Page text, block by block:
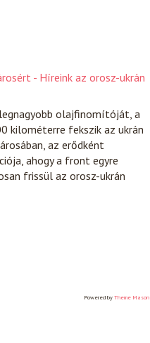
- Híreink az orosz-ukrán
olajfinomítóját, a
kilométerre fekszik az ukrán
az erődként
ahogy a front egyre
frissül az orosz-ukrán
Powered by Theme Mason